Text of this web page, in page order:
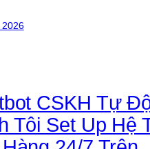
2026
CSKH Tự
Tôi Set Up Hệ